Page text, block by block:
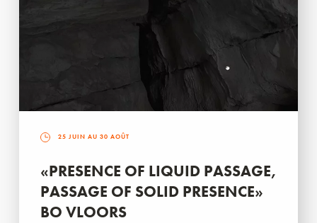
25 JUIN AU 30 AOÛT
«PRESENCE OF LIQUID PASSAGE,
PASSAGE OF SOLID PRESENCE»
BO VLOORS